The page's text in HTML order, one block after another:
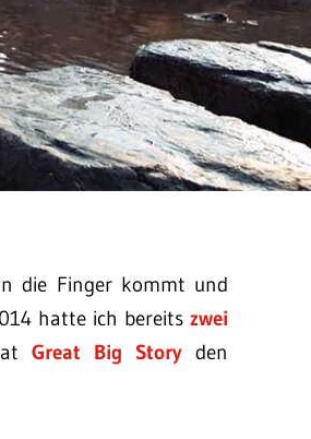
die Finger kommt und
hatte ich bereitszwei
Great Big Story den